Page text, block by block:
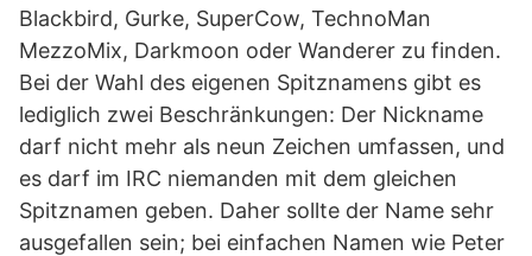
Blackbird, Gurke, SuperCow, TechnoMan
MezzoMix, Darkmoon oder Wanderer zu finden.
Bei der Wahl des eigenen Spitznamens gibt es
lediglich zwei Beschränkungen: Der Nickname
darf nicht mehr als neun Zeichen umfassen, und
es darf im IRC niemanden mit dem gleichen
Spitznamen geben. Daher sollte der Name sehr
ausgefallen sein; bei einfachen Namen wie Peter